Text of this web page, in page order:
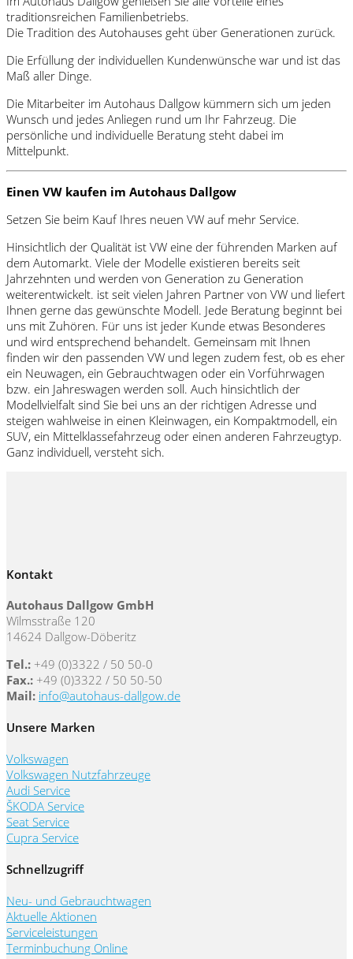
traditionsreichen Familienbetriebs.
Die Tradition des Autohauses geht über Generationen zurück.
Die Erfüllung der individuellen Kundenwünsche war und ist das
Maß aller Dinge.
Die Mitarbeiter im Autohaus Dallgow kümmern sich um jeden
Wunsch und jedes Anliegen rund um Ihr Fahrzeug. Die
persönliche und individuelle Beratung steht dabei im
Mittelpunkt.
Einen VW kaufen im Autohaus Dallgow
Setzen Sie beim Kauf Ihres neuen VW auf mehr Service.
Hinsichtlich der Qualität ist VW eine der führenden Marken auf
dem Automarkt. Viele der Modelle existieren bereits seit
Jahrzehnten und werden von Generation zu Generation
weiterentwickelt. ist seit vielen Jahren Partner von VW und liefert
Ihnen gerne das gewünschte Modell. Jede Beratung beginnt bei
uns mit Zuhören. Für uns ist jeder Kunde etwas Besonderes
und wird entsprechend behandelt. Gemeinsam mit Ihnen
finden wir den passenden VW und legen zudem fest, ob es eher
ein Neuwagen, ein Gebrauchtwagen oder ein Vorführwagen
bzw. ein Jahreswagen werden soll. Auch hinsichtlich der
Modellvielfalt sind Sie bei uns an der richtigen Adresse und
steigen wahlweise in einen Kleinwagen, ein Kompaktmodell, ein
SUV, ein Mittelklassefahrzeug oder einen anderen Fahrzeugtyp.
Ganz individuell, versteht sich.
Kontakt
Autohaus Dallgow GmbH
Wilmsstraße 120
14624 Dallgow-Döberitz
Tel.: +49 (0)3322 / 50 50-0
Fax.: +49 (0)3322 / 50 50-50
Mail: info@autohaus-dallgow.de
Unsere Marken
Volkswagen
Volkswagen Nutzfahrzeuge
Audi Service
ŠKODA Service
Seat Service
Cupra Service
Schnellzugriff
Neu- und Gebrauchtwagen
Aktuelle Aktionen
Serviceleistungen
Terminbuchung Online